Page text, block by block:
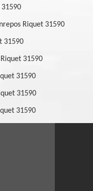
Riquet 31590
31590
31590
31590
31590
31590